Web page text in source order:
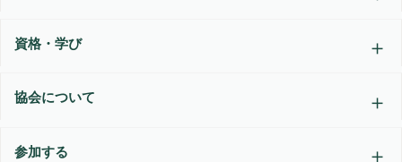
資格・学び
協会について
参加する